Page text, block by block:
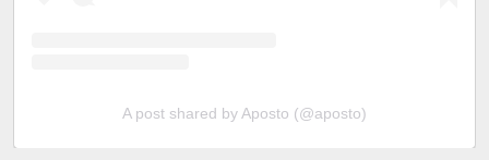
A post shared by Aposto (@aposto)